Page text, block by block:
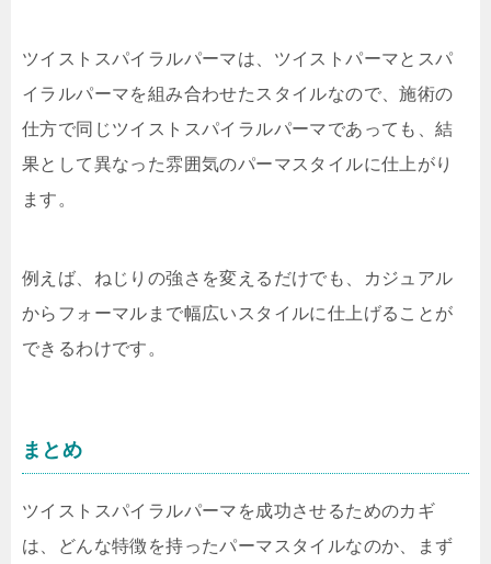
ツイストスパイラルパーマは、ツイストパーマとスパ
イラルパーマを組み合わせたスタイルなので、施術の
仕方で同じツイストスパイラルパーマであっても、結
果として異なった雰囲気のパーマスタイルに仕上がり
ます。
例えば、ねじりの強さを変えるだけでも、カジュアル
からフォーマルまで幅広いスタイルに仕上げることが
できるわけです。
まとめ
ツイストスパイラルパーマを成功させるためのカギ
は、どんな特徴を持ったパーマスタイルなのか、まず